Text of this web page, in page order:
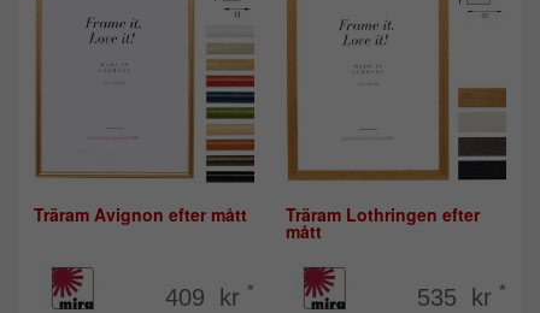
Träram Avignon efter mått
409 kr *
Träram Lothringen efter
mått
535 kr *